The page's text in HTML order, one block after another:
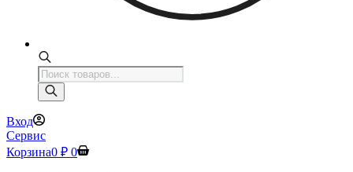
Поиск
товаров
Вход
Сервис
Корзина0 ₽ 0